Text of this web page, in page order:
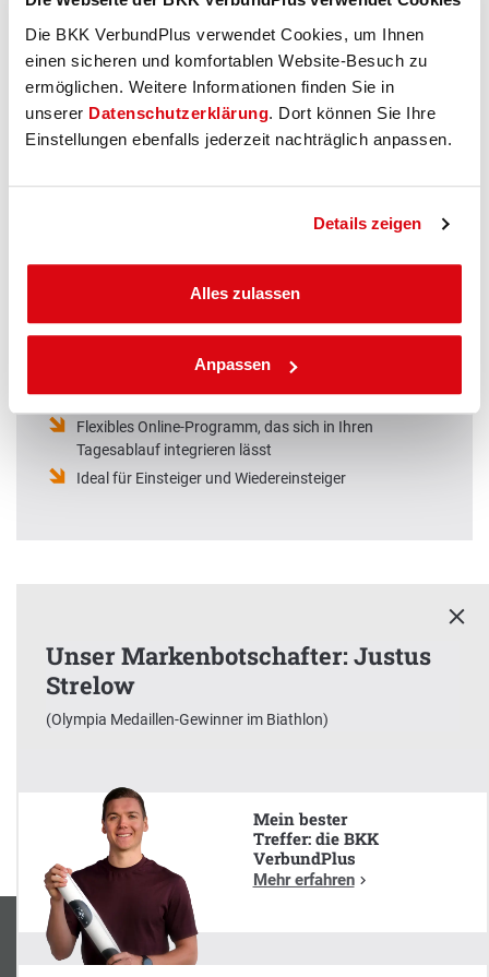
Die BKK VerbundPlus verwendet Cookies, um Ihnen
einen sicheren und komfortablen Website-Besuch zu
ermöglichen. Weitere Informationen finden Sie in
unserer Datenschutzerklärung. Dort können Sie Ihre
Einstellungen ebenfalls jederzeit nachträglich anpassen.
Details zeigen
Alles zulassen
Anpassen
Ergebnissen
Ganzkörpertraining zur Kräftigung der gesamten
Muskulatur
Verbesserung der aeroben Fitness und Stärkung des
Herz-Kreislauf-Systems
Positiver Einfluss auf Stoffwechsel, Blutdruck und
mehr Balance und Koordination
Effektives Training gegen Muskelabbau und
Verständliche Tipps und Hintergrundwissen rund um
Training und Alltag
Flexibles Online-Programm, das sich in Ihren
Tagesablauf integrieren lässt
Ideal für Einsteiger und Wiedereinsteiger
Unser Markenbotschafter: Justus
Strelow
(Olympia Medaillen-Gewinner im Biathlon)
Mein bester
Treffer: die BKK
VerbundPlus
Mehr erfahren
Unser Markenbotschafter:
(Olympia Medaillen-Gewinner im Biathlon)